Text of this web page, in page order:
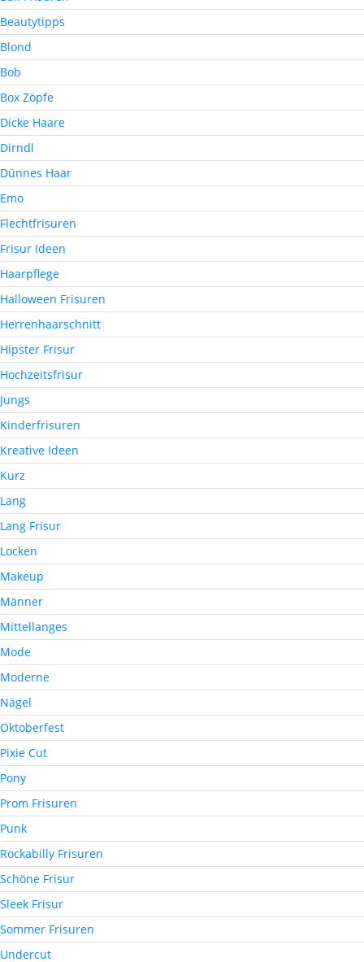
Beautytipps
Blond
Bob
Box Zöpfe
Dicke Haare
Dirndl
Dünnes Haar
Emo
Flechtfrisuren
Frisur Ideen
Haarpflege
Halloween Frisuren
Herrenhaarschnitt
Hipster Frisur
Hochzeitsfrisur
Jungs
Kinderfrisuren
Kreative Ideen
Kurz
Lang
Lang Frisur
Locken
Makeup
Männer
Mittellanges
Mode
Moderne
Nägel
Oktoberfest
Pixie Cut
Pony
Prom Frisuren
Punk
Rockabilly Frisuren
Schöne Frisur
Sleek Frisur
Sommer Frisuren
Undercut